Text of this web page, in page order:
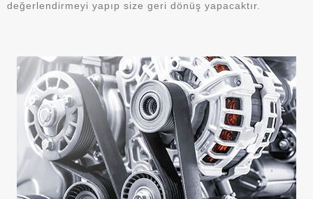
değerlendirmeyi yapıp size geri dönüş yapacaktır.